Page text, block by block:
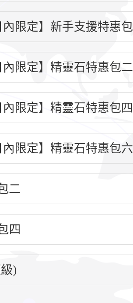
內限定】新手支援特惠包
內限定】精靈石特惠包二
內限定】精靈石特惠包四
內限定】精靈石特惠包六
二
四
)